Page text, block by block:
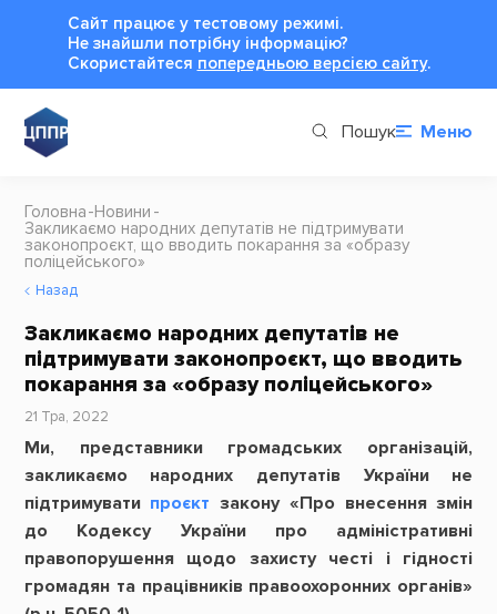
Сайт працює у тестовому режимі.
Не знайшли потрібну інформацію?
Cкористайтеся попередньою версією сайту.
Пошук Меню
Головна Новини
Закликаємо народних депутатів не підтримувати
законопроєкт, що вводить покарання за «образу
поліцейського»
Назад
Закликаємо народних депутатів не
підтримувати законопроєкт, що вводить
покарання за «образу поліцейського»
21 Тра, 2022
Ми, представники громадських організацій,
закликаємо народних депутатів України не
підтримувати проєкт закону «Про внесення змін
до Кодексу України про адміністративні
правопорушення щодо захисту честі і гідності
громадян та працівників правоохоронних органів»